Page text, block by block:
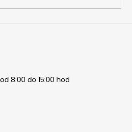
8:00 do 15:00 hod